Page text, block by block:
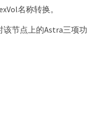
名称转换。
该节点上的Astra三项功